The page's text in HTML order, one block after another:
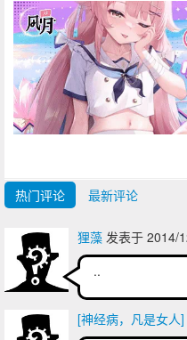
热门评论 最新评论
狸藻 发表于 2014/
..
[神经病，凡是女人